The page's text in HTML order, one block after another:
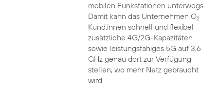
mobilen Funkstationen unterwegs.
Damit kann das Unternehmen O2
Kund:innen schnell und flexibel
zusätzliche 4G/2G-Kapazitäten
sowie leistungsfähiges 5G auf 3,6
GHz genau dort zur Verfügung
stellen, wo mehr Netz gebraucht
wird.